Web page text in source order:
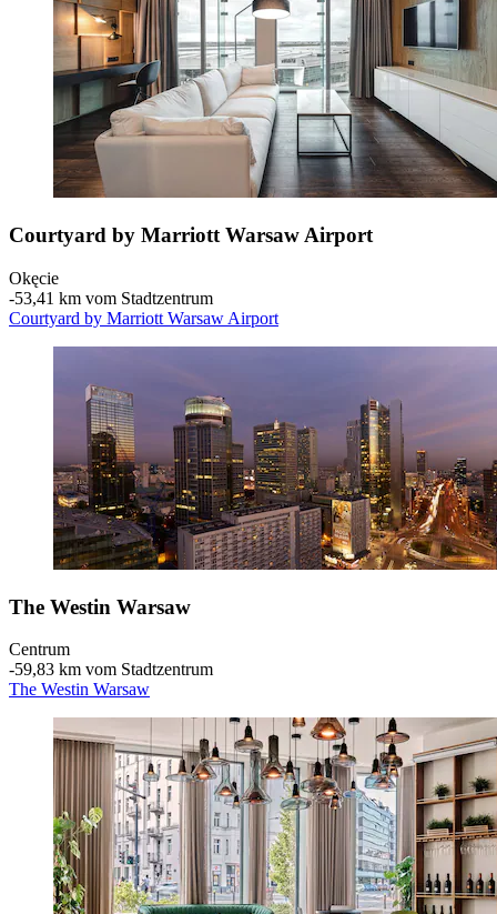
Courtyard by Marriott Warsaw Airport
Okęcie
‐53,41 km vom Stadtzentrum
Courtyard by Marriott Warsaw Airport
The Westin Warsaw
Centrum
‐59,83 km vom Stadtzentrum
The Westin Warsaw